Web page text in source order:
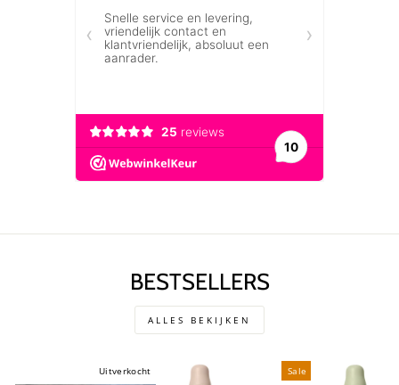
BESTSELLERS
ALLES BEKIJKEN
Uitverkocht Sale